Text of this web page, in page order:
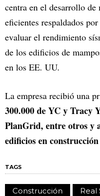
centra en el desarrollo
eficientes respaldados
evaluar el rendimiento
de los edificios de
en los EE. UU.
La empresa recibió una
300.000 de YC y Tracy
PlanGrid, entre otros y
edificios en
TAGS
Construcción Real